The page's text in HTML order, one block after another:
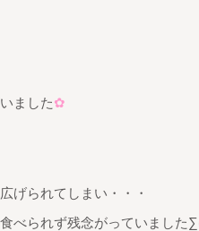
ました✿
げられてしまい・・・
べられず残念がっていました